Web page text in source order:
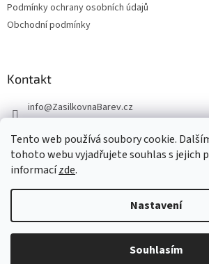
Tento web používá soubory cookie.
tohoto webu vyjadřujete souhlas s jejich
informacízde.
Nastavení
Souhlasím
Podmínky ochrany osobních údajů
Obchodní podmínky
Kontakt
info@ZasilkovnaBarev.cz
Vytvořil Shoptet
ZasilkovnaBarev.cz.